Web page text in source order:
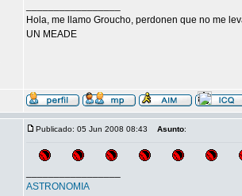
Hola, me llamo Groucho, perdonen que no me
UN MEADE
Publicado: 05 Jun 2008 08:43 Asunto:
ASTRONOMIA